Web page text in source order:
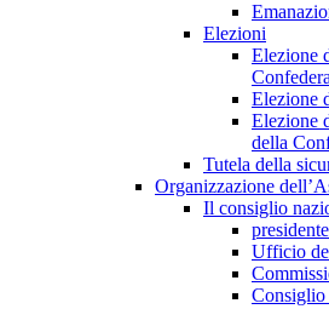
Elezioni
Elezione
Elezione
Elezione
della
Tutela della
Organizzazione
Il consiglio
Ufficio
Consiglio